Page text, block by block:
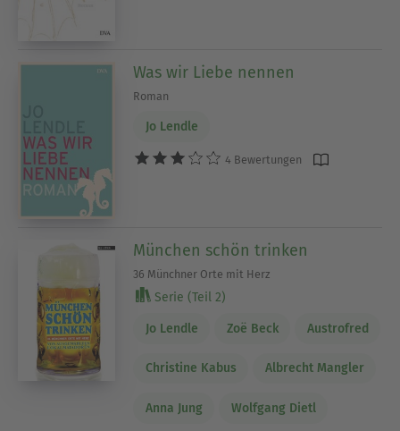
Was wir Liebe nennen
Roman
Jo Lendle
4 Bewertungen
München schön trinken
36 Münchner Orte mit Herz
Serie (Teil 2)
Jo Lendle Zoë Beck Austrofred
Christine Kabus Albrecht Mangler
Anna Jung Wolfgang Dietl